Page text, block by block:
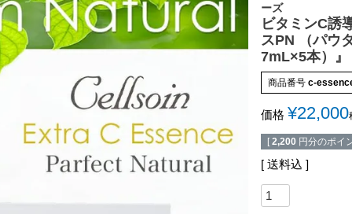
ーズ
ビタミンC誘
スPN （パウ
7mL×5本）』
商品番号 c-
価格 ¥22,000
[ 2,200 円分のポイ
送料込